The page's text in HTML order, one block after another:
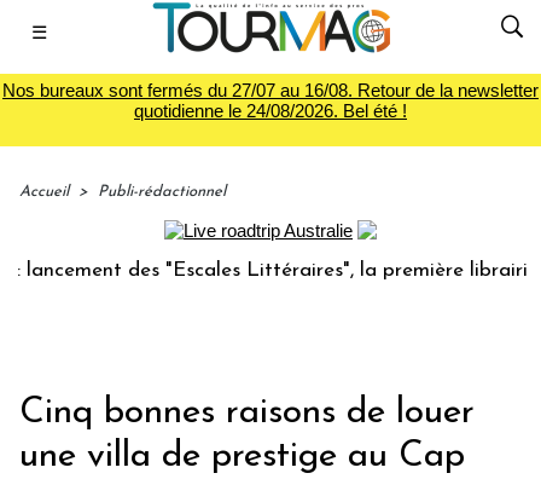
☰
Nos bureaux sont fermés du 27/07 au 16/08. Retour de la newsletter
quotidienne le 24/08/2026. Bel été !
Accueil > Publi-rédactionnel
des "Escales Littéraires", la première librairie du
Cinq bonnes raisons de louer
une villa de prestige au Cap